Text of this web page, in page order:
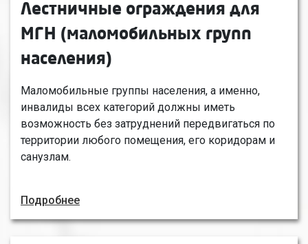
Лестничные ограждения для
МГН (маломобильных групп
населения)
Маломобильные группы населения, а именно,
инвалиды всех категорий должны иметь
возможность без затруднений передвигаться по
территории любого помещения, его коридорам и
санузлам.
Подробнее